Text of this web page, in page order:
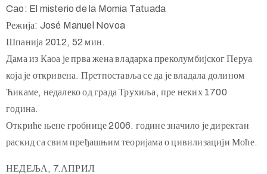
Cao: El misterio de la Momia Tatuada
Режија: José Manuel Novoa
Шпанија 2012, 52 мин.
Дама из Каоа је прва жена владарка преколумбијског Перуа
која је откривена. Претпоставља се да је владала долином
Ћикаме, недалеко од града Трухиља, пре неких 1700
година.
Откриће њене гробнице 2006. године значило је директан
раскид са свим пређашњим теоријама о цивилизацији Моће.
НЕДЕЉА, 7.АПРИЛ